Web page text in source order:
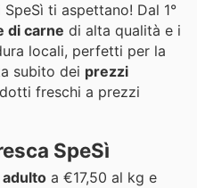
ti aspettano! Dal 1°
di carne di alta qualità e i
locali, perfetti per la
subito dei prezzi
freschi a prezzi
SpeSì
a €17,50 al kg e